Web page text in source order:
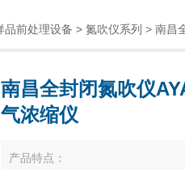
品前处理设备 > 氮吹仪系列 > 南昌全
南昌全封闭氮吹仪
气浓缩仪
产品特点：